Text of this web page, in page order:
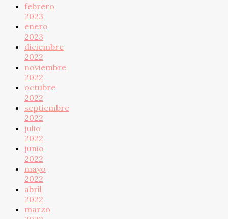
febrero
2023
enero
2023
diciembre
2022
noviembre
2022
octubre
2022
septiembre
2022
julio
2022
junio
2022
mayo
2022
abril
2022
marzo